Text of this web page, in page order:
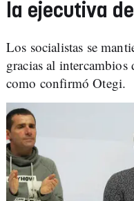
la ejecutiva
Los socialistas se
gracias al intercambios
como confirmó Otegi.